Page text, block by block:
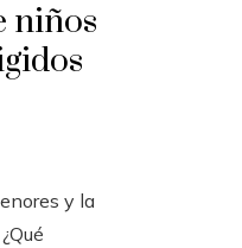
niños
y la